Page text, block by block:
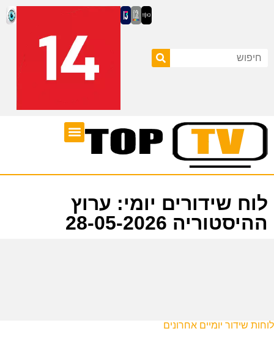
לוח שידורים יומי: ערוץ
ההיסטוריה 28-05-2026
לוחות שידור יומיים אחרונים